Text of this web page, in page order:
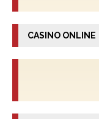
CASINO ONLINE